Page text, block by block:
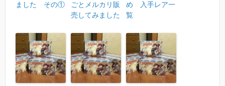
ました その①
ごとメルカリ販
売してみました
め 入手レア一
覧